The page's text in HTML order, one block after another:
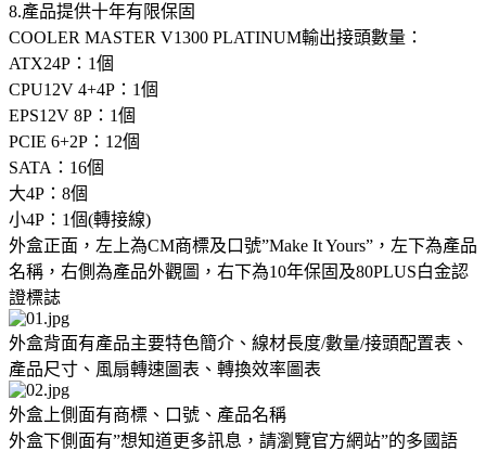
8.產品提供十年有限保固
COOLER MASTER V1300 PLATINUM輸出接頭數量：
ATX24P：1個
CPU12V 4+4P：1個
EPS12V 8P：1個
PCIE 6+2P：12個
SATA：16個
大4P：8個
小4P：1個(轉接線)
外盒正面，左上為CM商標及口號”Make It Yours”，左下為產品
名稱，右側為產品外觀圖，右下為10年保固及80PLUS白金認
證標誌
外盒背面有產品主要特色簡介、線材長度/數量/接頭配置表、
產品尺寸、風扇轉速圖表、轉換效率圖表
外盒上側面有商標、口號、產品名稱
外盒下側面有”想知道更多訊息，請瀏覽官方網站”的多國語